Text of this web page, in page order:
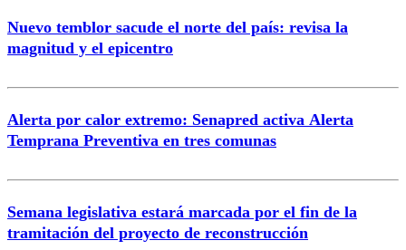
Nuevo temblor sacude el norte del país: revisa la
magnitud y el epicentro
Alerta por calor extremo: Senapred activa Alerta
Temprana Preventiva en tres comunas
Semana legislativa estará marcada por el fin de la
tramitación del proyecto de reconstrucción